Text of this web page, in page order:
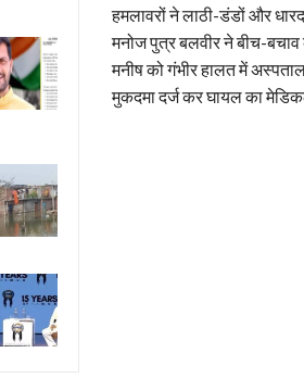
हमलावरों ने लाठी-डंडों और
मनोज पुत्र बलवीर ने बीच-
मनीष को गंभीर हालत में
मुकदमा दर्ज कर घायल का